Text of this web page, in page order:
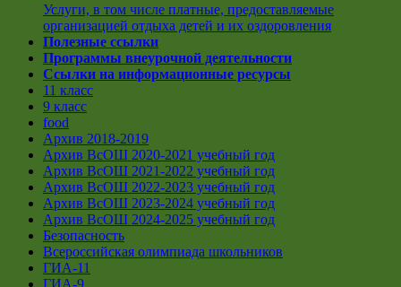
Услуги, в том числе платные, предоставляемые
организацией отдыха детей и их оздоровления
Полезные ссылки
Программы внеурочной деятельности
Ссылки на информационные ресурсы
11 класс
9 класс
food
Архив 2018-2019
Архив ВсОШ 2020-2021 учебный год
Архив ВсОШ 2021-2022 учебный год
Архив ВсОШ 2022-2023 учебный год
Архив ВсОШ 2023-2024 учебный год
Архив ВсОШ 2024-2025 учебный год
Безопасность
Всероссийская олимпиада школьников
ГИА-11
ГИА-9